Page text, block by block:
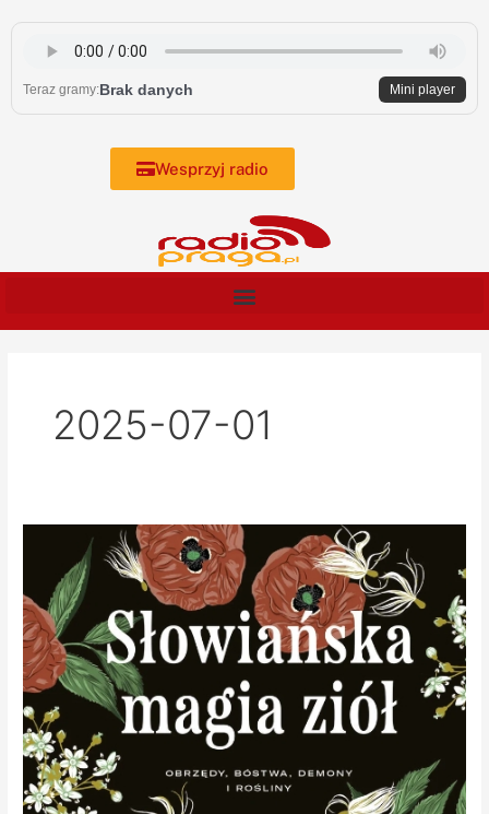
content
Teraz gramy:Brak danych Mini player
Wesprzyj radio
2025-07-01
swoją
”
Słowiańską
Magią
Ziół”
w
Radiowidzie.
PODCAST!